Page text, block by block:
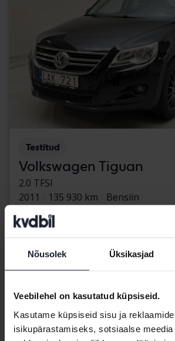
Nõusolek Üksikasjad
Veebilehel on kasutatud küpsiseid.
Kasutame küpsiseid sisu ja reklaamide
isikupärastamiseks, sotsiaalse
Testitud
Volkswagen Tiguan
2.0 TFSI
2011
135 930 km
Bensiin
Kungälv (Ellesbo)
Juhtiv pakkumine:
Tulevad varsti